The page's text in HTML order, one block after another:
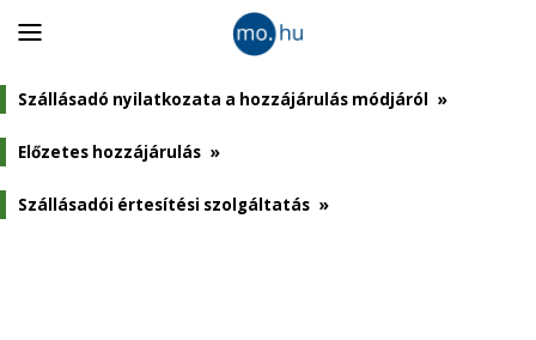
Panel
nyitása
Szállásadó nyilatkozata a hozzájárulás módjáról »
Előzetes hozzájárulás »
Szállásadói értesítési szolgáltatás »